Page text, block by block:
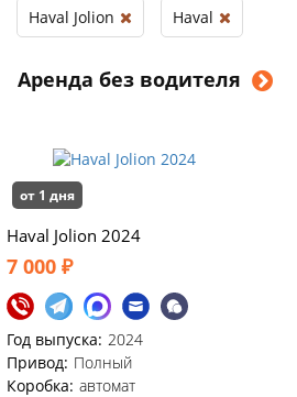
Аренда без водителя
от 1 дня
Haval Jolion 2024
7 000 ₽
Год выпуска: 2024
Привод: Полный
Коробка: автомат
Haval Jolion Haval